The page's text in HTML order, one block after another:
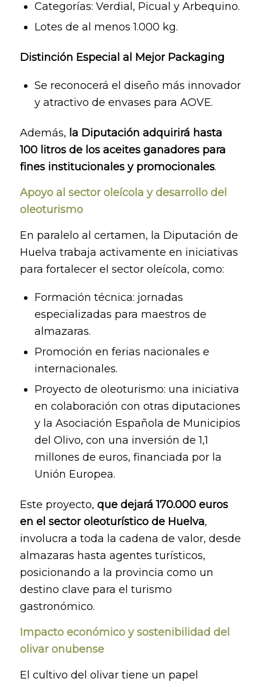
Categorías: Verdial, Picual y Arbequino.
Lotes de al menos 1.000 kg.
Distinción Especial al Mejor Packaging
Se reconocerá el diseño más innovador
y atractivo de envases para AOVE.
Además, la Diputación adquirirá hasta
100 litros de los aceites ganadores para
fines institucionales y promocionales.
Apoyo al sector oleícola y desarrollo del
oleoturismo
En paralelo al certamen, la Diputación de
Huelva trabaja activamente en iniciativas
para fortalecer el sector oleícola, como:
Formación técnica: jornadas
especializadas para maestros de
almazaras.
Promoción en ferias nacionales e
internacionales.
Proyecto de oleoturismo: una iniciativa
en colaboración con otras diputaciones
y la Asociación Española de Municipios
del Olivo, con una inversión de 1,1
millones de euros, financiada por la
Unión Europea.
Este proyecto, que dejará 170.000 euros
en el sector oleoturístico de Huelva,
involucra a toda la cadena de valor, desde
almazaras hasta agentes turísticos,
posicionando a la provincia como un
destino clave para el turismo
gastronómico.
Impacto económico y sostenibilidad del
olivar onubense
El cultivo del olivar tiene un papel